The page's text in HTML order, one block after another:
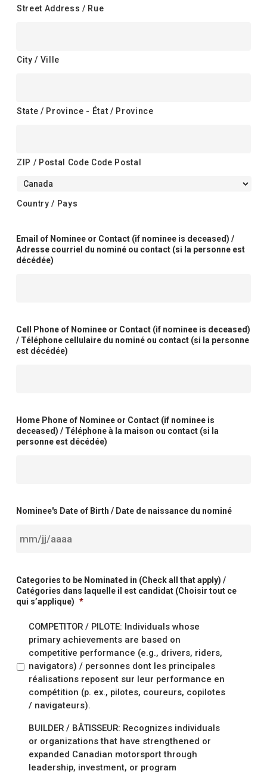
Street Address / Rue
City / Ville
State / Province - État / Province
ZIP / Postal Code Code Postal
Country / Pays
Email of Nominee or Contact (if nominee is deceased) /
Adresse courriel du nominé ou contact (si la personne est
décédée)
Cell Phone of Nominee or Contact (if nominee is deceased)
/ Téléphone cellulaire du nominé ou contact (si la personne
est décédée)
Home Phone of Nominee or Contact (if nominee is
deceased) / Téléphone à la maison ou contact (si la
personne est décédée)
Nominee's Date of Birth / Date de naissance du nominé
slash
JJ
AAAA
Categories to be Nominated in (Check all that apply) /
Catégories dans laquelle il est candidat (Choisir tout ce
qui s’applique) *
COMPETITOR / PILOTE: Individuals whose
primary achievements are based on
competitive performance (e.g., drivers, riders,
navigators) / personnes dont les principales
réalisations reposent sur leur performance en
compétition (p. ex., pilotes, coureurs, copilotes
/ navigateurs).
BUILDER / BÂTISSEUR: Recognizes individuals
or organizations that have strengthened or
expanded Canadian motorsport through
leadership, investment, or program